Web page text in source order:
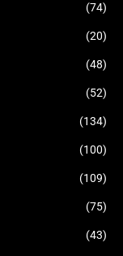
(74)
(20)
(48)
(52)
(134)
(100)
(109)
(75)
(43)